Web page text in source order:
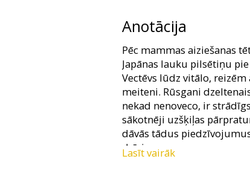
Anotācija
Pēc mammas aiziešanas
Japānas lauku pilsētiņu
Vectēvs lūdz vitālo,
meiteni. Rūsgani
nekad nenoveco, ir
sākotnēji uzšķiļas
dāvās tādus
dzīvi.
Lasīt vairāk